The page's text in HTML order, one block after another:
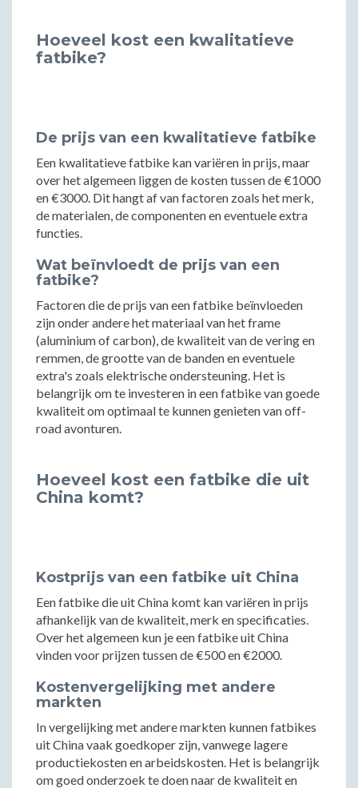
Hoeveel kost een kwalitatieve
fatbike?
De prijs van een kwalitatieve fatbike
Een kwalitatieve fatbike kan variëren in prijs, maar
over het algemeen liggen de kosten tussen de €1000
en €3000. Dit hangt af van factoren zoals het merk,
de materialen, de componenten en eventuele extra
functies.
Wat beïnvloedt de prijs van een
fatbike?
Factoren die de prijs van een fatbike beïnvloeden
zijn onder andere het materiaal van het frame
(aluminium of carbon), de kwaliteit van de vering en
remmen, de grootte van de banden en eventuele
extra's zoals elektrische ondersteuning. Het is
belangrijk om te investeren in een fatbike van goede
kwaliteit om optimaal te kunnen genieten van off-
road avonturen.
Hoeveel kost een fatbike die uit
China komt?
Kostprijs van een fatbike uit China
Een fatbike die uit China komt kan variëren in prijs
afhankelijk van de kwaliteit, merk en specificaties.
Over het algemeen kun je een fatbike uit China
vinden voor prijzen tussen de €500 en €2000.
Kostenvergelijking met andere
markten
In vergelijking met andere markten kunnen fatbikes
uit China vaak goedkoper zijn, vanwege lagere
productiekosten en arbeidskosten. Het is belangrijk
om goed onderzoek te doen naar de kwaliteit en